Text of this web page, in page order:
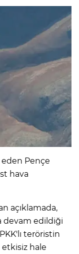
Pençe
hava
açıklamada,
devam edildiği
teröristin
hale